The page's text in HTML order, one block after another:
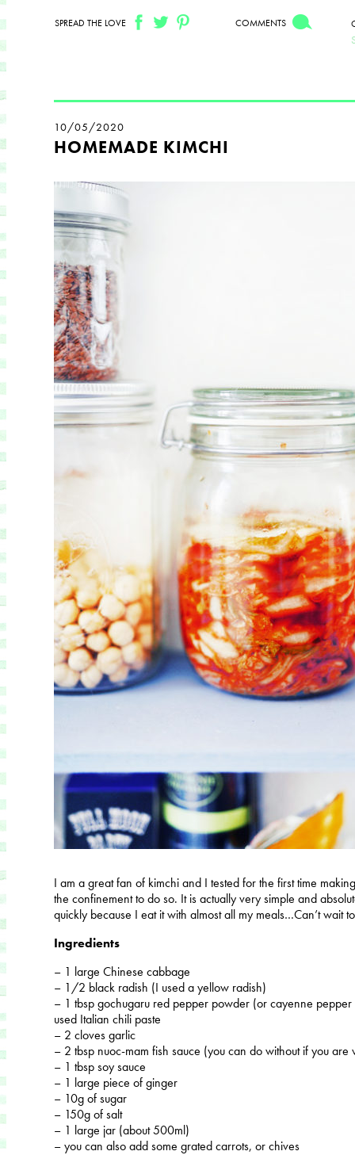
SPREAD THE LOVE COMMENTS
10/05/2020
HOMEMADE KIMCHI
I am a great fan of kimchi and I tested for the first time
the confinement to do so. It is actually very simple and
quickly because I eat it with almost all my meals…Can’t wait
Ingredients
– 1 large Chinese cabbage
– 1/2 black radish (I used a yellow radish)
– 1 tbsp gochugaru red pepper powder (or cayenne pepper
used Italian chili paste
– 2 cloves garlic
– 2 tbsp nuoc-mam fish sauce (you can do without if you
– 1 tbsp soy sauce
– 1 large piece of ginger
– 10g of sugar
– 150g of salt
– 1 large jar (about 500ml)
– you can also add some grated carrots, or chives